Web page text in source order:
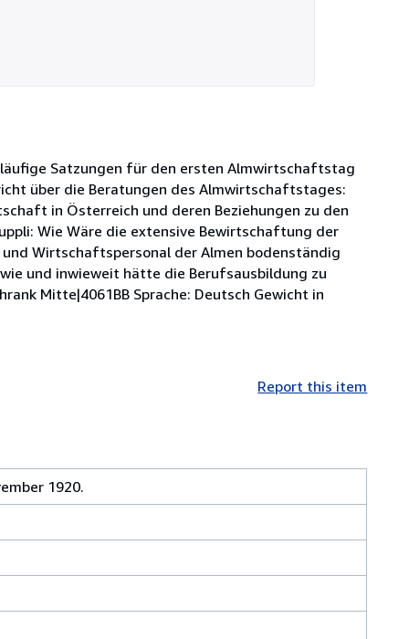
Satzungen für den ersten Almwirtschaftstag
über die Beratungen des Almwirtschaftstages:
in Österreich und deren Beziehungen zu den
Wie Wäre die extensive Bewirtschaftung der
Wirtschaftspersonal der Almen bodenständig
und inwieweit hätte die Berufsausbildung zu
Mitte|4061BB Sprache: Deutsch Gewicht in
Report this item
1920.